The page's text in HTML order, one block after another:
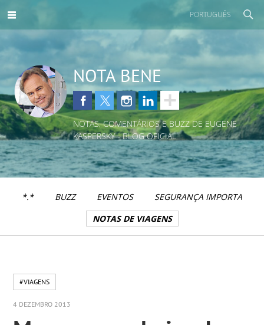
PORTUGUÊS
NOTA BENE
NOTAS, COMENTÁRIOS E BUZZ DE EUGENE
KASPERSKY - BLOG OFICIAL
*.* BUZZ EVENTOS
SEGURANÇA IMPORTA
NOTAS DE VIAGENS
#VIAGENS
4 DEZEMBRO 2013